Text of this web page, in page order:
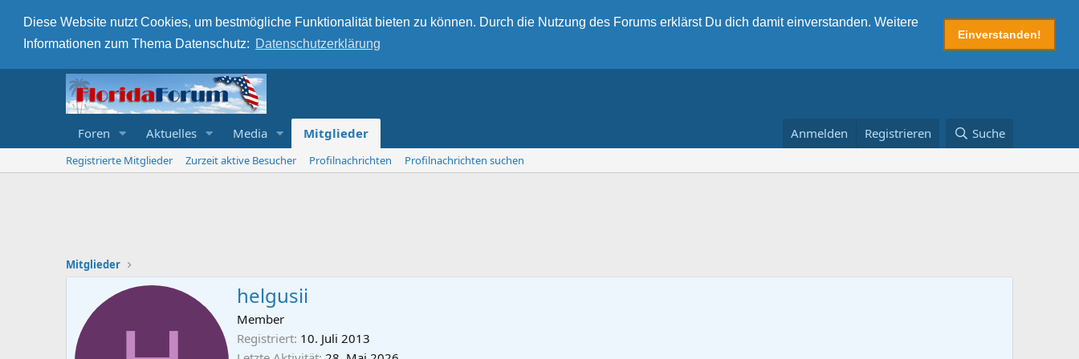
Diese Website nutzt Cookies, um bestmögliche Funktionalität bieten zu können. Durch die Nutzung des Forums erklärst Du dich damit einverstanden. Weitere
Informationen zum Thema Datenschutz: Datenschutzerklärung
Einverstanden!
Foren Aktuelles Media Mitglieder Anmelden Registrieren Suche
Registrierte Mitglieder Zurzeit aktive Besucher Profilnachrichten Profilnachrichten suchen
Mitglieder
helgusii
Member
Registriert 10. Juli 2013